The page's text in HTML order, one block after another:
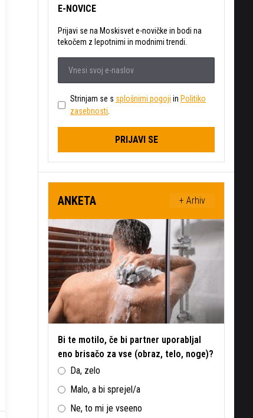
E-NOVICE
Prijavi se na Moskisvet e-novičke in bodi na
tekočem z lepotnimi in modnimi trendi.
Strinjam se s splošnimi pogoji in Politiko
zasebnosti
PRIJAVI SE
ANKETA + Arhiv
Bi te motilo, če bi partner uporabljal
eno brisačo za vse (obraz, telo, noge)?
Da, zelo
Malo, a bi sprejel/a
Ne, to mi je vseeno